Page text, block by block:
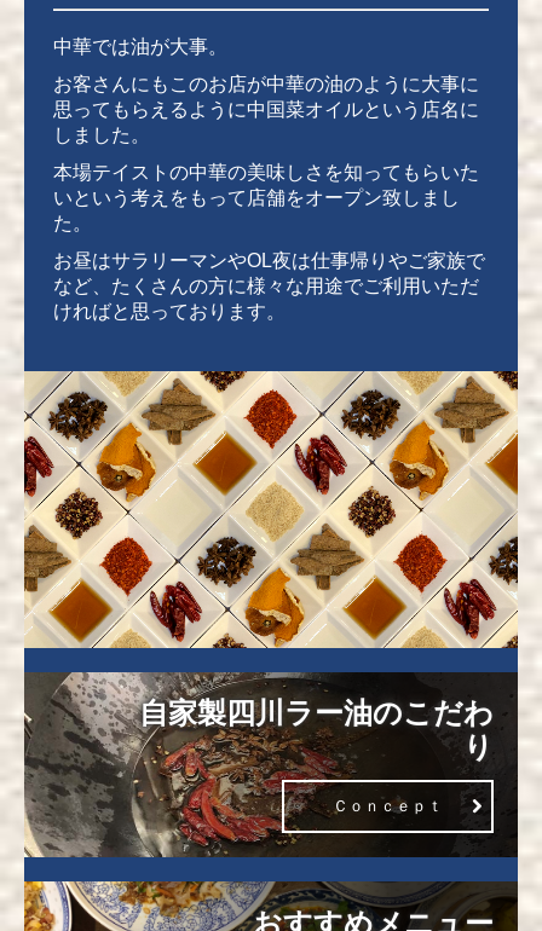
中華では油が大事。
お客さんにもこのお店が中華の油のように大事に
思ってもらえるように中国菜オイルという店名に
しました。
本場テイストの中華の美味しさを知ってもらいた
いという考えをもって店舗をオープン致しまし
た。
お昼はサラリーマンやOL夜は仕事帰りやご家族で
など、たくさんの方に様々な用途でご利用いただ
ければと思っております。
自家製四川ラー油のこだわ
り
Ｃｏｎｃｅｐｔ
おすすめメニュー